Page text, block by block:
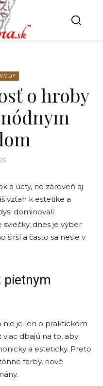
o hroby
a úcty, no zároveň aj
vzťah k estetike a
dominovali
dnes je výber
širší a často sa nesie v
pietnym
nie je len o praktickom
viac dbajú na to, aby
a esteticky. Preto
farby, nové